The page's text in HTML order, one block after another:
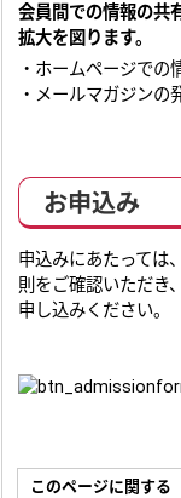
会員間での情報の共
拡大を図ります。
・ホームページでの
・メールマガジン
お申込み
申込みにあたっては
則をご確認いただき
申し込みください。
このページに関する